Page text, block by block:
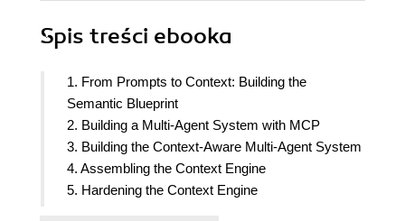
Spis treści ebooka
1. From Prompts to Context: Building the
Semantic Blueprint
2. Building a Multi-Agent System with MCP
3. Building the Context-Aware Multi-Agent System
4. Assembling the Context Engine
5. Hardening the Context Engine